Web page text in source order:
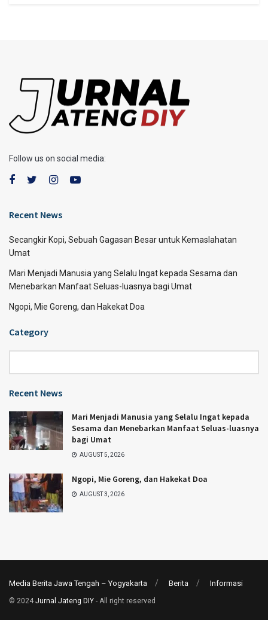
Follow us on social media:
Recent News
Secangkir Kopi, Sebuah Gagasan Besar untuk Kemaslahatan
Umat
Mari Menjadi Manusia yang Selalu Ingat kepada Sesama dan
Menebarkan Manfaat Seluas-luasnya bagi Umat
Ngopi, Mie Goreng, dan Hakekat Doa
Category
Recent News
Mari Menjadi Manusia yang Selalu Ingat kepada
Sesama dan Menebarkan Manfaat Seluas-luasnya
bagi Umat
AUGUST 5, 2026
Ngopi, Mie Goreng, dan Hakekat Doa
AUGUST 3, 2026
Media Berita Jawa Tengah – Yogyakarta Berita Informasi
© 2024 Jurnal Jateng DIY - All right reserved